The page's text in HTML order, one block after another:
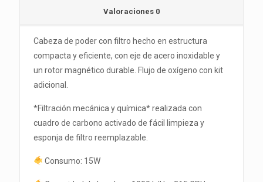
Valoraciones 0
Cabeza de poder con filtro hecho en estructura
compacta y eficiente, con eje de acero inoxidable y
un rotor magnético durable. Flujo de oxígeno con kit
adicional.
*Filtración mecánica y química* realizada con
cuadro de carbono activado de fácil limpieza y
esponja de filtro reemplazable.
Consumo: 15W